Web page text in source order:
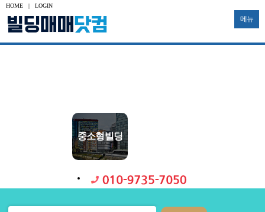
HOME | LOGIN
메뉴
중소형빌딩